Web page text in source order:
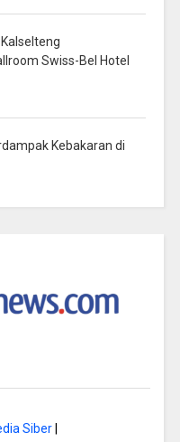
Swiss-Bel Hotel
Kebakaran di
Siber|